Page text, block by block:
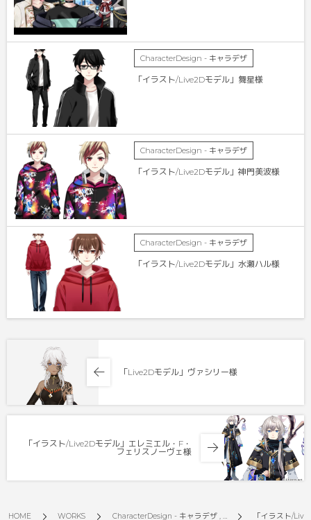
CharacterDesign - キャラデザ
「イラスト/Live2Dモデル」舞星様
CharacterDesign - キャラデザ
「イラスト/Live2Dモデル」神門美波様
CharacterDesign - キャラデザ
「イラスト/Live2Dモデル」水瀬ハル様
「Live2Dモデル」ヴァシリー様
「イラスト/Live2Dモデル」エレミエル・F・
フェリスノーヴェ様
HOME WORKS CharacterDesign - キャラデザ , … 「イラスト/